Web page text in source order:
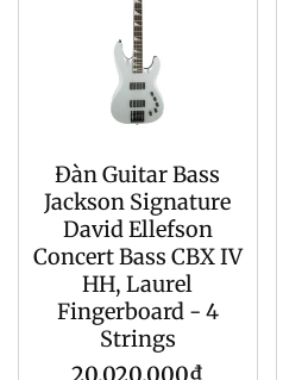
Đàn Guitar Bass
Jackson Signature
David Ellefson
Concert Bass CBX IV
HH, Laurel
Fingerboard - 4
Strings
Giá
20.020.000₫